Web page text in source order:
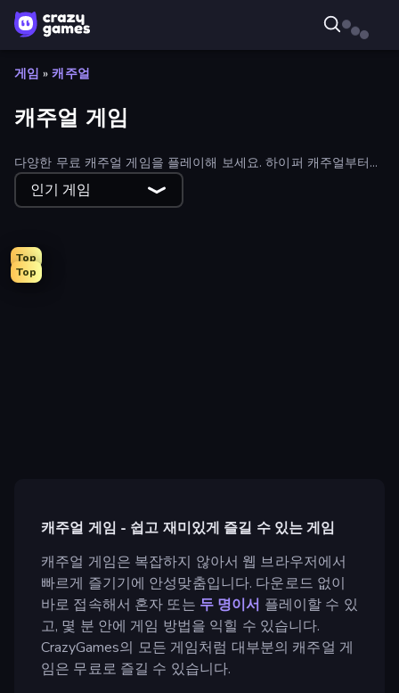
게임 » 캐주얼
캐주얼 게임
다양한 무료 캐주얼 게임을 플레이해 보세요. 하이퍼 캐주얼부터
하이브리드 캐주얼 게임까지 모든 종류의 캐주얼 게임을 만나볼 수
있습니다.
인기 게임
Top
Top
캐주얼 게임 - 쉽고 재미있게 즐길 수 있는 게임
캐주얼 게임은 복잡하지 않아서 웹 브라우저에서
빠르게 즐기기에 안성맞춤입니다. 다운로드 없이
바로 접속해서 혼자 또는 두 명이서 플레이할 수 있
고, 몇 분 안에 게임 방법을 익힐 수 있습니다.
CrazyGames의 모든 게임처럼 대부분의 캐주얼 게
임은 무료로 즐길 수 있습니다.